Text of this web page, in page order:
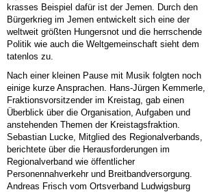
krasses Beispiel dafür ist der Jemen. Durch den
Bürgerkrieg im Jemen entwickelt sich eine der
weltweit größten Hungersnot und die herrschende
Politik wie auch die Weltgemeinschaft sieht dem
tatenlos zu.
Nach einer kleinen Pause mit Musik folgten noch
einige kurze Ansprachen. Hans-Jürgen Kemmerle,
Fraktionsvorsitzender im Kreistag, gab einen
Überblick über die Organisation, Aufgaben und
anstehenden Themen der Kreistagsfraktion.
Sebastian Lucke, Mitglied des Regionalverbands,
berichtete über die Herausforderungen im
Regionalverband wie öffentlicher
Personennahverkehr und Breitbandversorgung.
Andreas Frisch vom Ortsverband Ludwigsburg